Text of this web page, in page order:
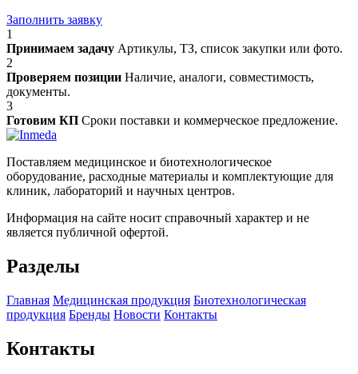
Заполнить заявку
1
Принимаем задачу Артикулы, ТЗ, список закупки или фото.
2
Проверяем позиции Наличие, аналоги, совместимость,
документы.
3
Готовим КП Сроки поставки и коммерческое предложение.
Поставляем медицинское и биотехнологическое
оборудование, расходные материалы и комплектующие для
клиник, лабораторий и научных центров.
Информация на сайте носит справочный характер и не
является публичной офертой.
Разделы
Главная Медицинская продукция Биотехнологическая
продукция Бренды Новости Контакты
Контакты